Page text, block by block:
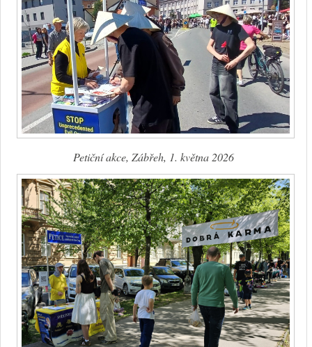
Petiční akce, Zábřeh, 1. května 2026